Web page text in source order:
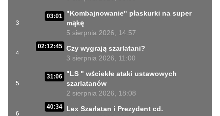
3
03:01
"Kombajnowanie" płaskurki na super
mąkę
5 sierpnia 2026, 14:57
4
02:12:45 Czy wygrają szarlatani?
3 sierpnia 2026, 11:00
5
31:06
"LS " wściekłe ataki ustawowych
szarlatanów
2 sierpnia 2026, 18:08
6
40:34
Lex Szarlatan i Prezydent cd.